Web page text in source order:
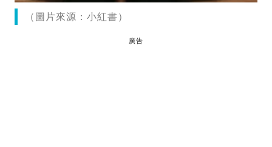
（圖片來源：小紅書）
廣告